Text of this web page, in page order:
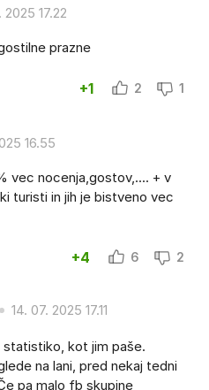
2025 17.22
prazne
+1 2 1
16.55
vec nocenja,gostov,.... + v
turisti in jih je bistveno vec
+4 6 2
14. 07. 2025 17.11
statistiko, kot jim paše.
na lani, pred nekaj tedni
pa malo fb skupine